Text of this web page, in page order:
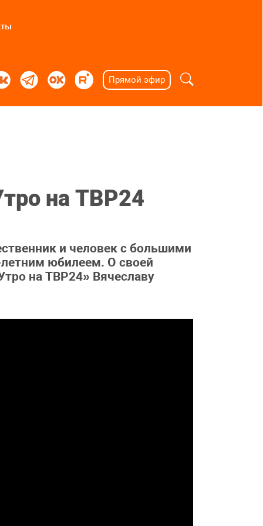
Прямой эфир
на ТВР24
и человек с большими
юбилеем. О своей
на ТВР24» Вячеславу